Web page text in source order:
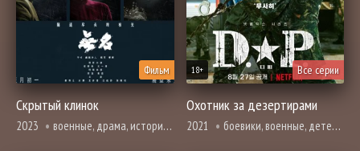
Фильм
Скрытый клинок
2023 военные, драма, история, триллер
Все серии
18+
Охотник за дезертирами
2021 боевики, военные, детектив, драма, комедия, броманс, вебтун